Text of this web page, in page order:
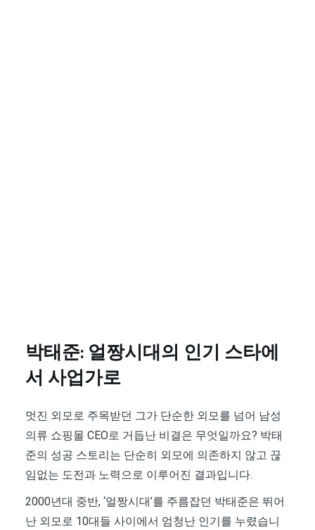
박태준: 얼짱시대의 인기 스타에
서 사업가로
멋진 외모로 주목받던 그가 단순한 외모를 넘어 남성
의류 쇼핑몰 CEO로 거듭난 비결은 무엇일까요? 박태
준의 성공 스토리는 단순히 외모에 의존하지 않고 끊
임없는 도전과 노력으로 이루어진 결과입니다.
2000년대 중반, ‘얼짱시대’를 주름잡던 박태준은 뛰어
난 외모로 10대들 사이에서 엄청난 인기를 누렸습니